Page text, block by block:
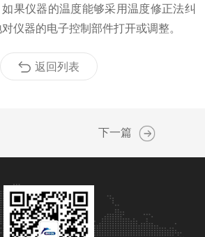
仪器的温度能够采用温度修正法纠
仪器的电子控制部件打开或调整。
返回列表
下一篇